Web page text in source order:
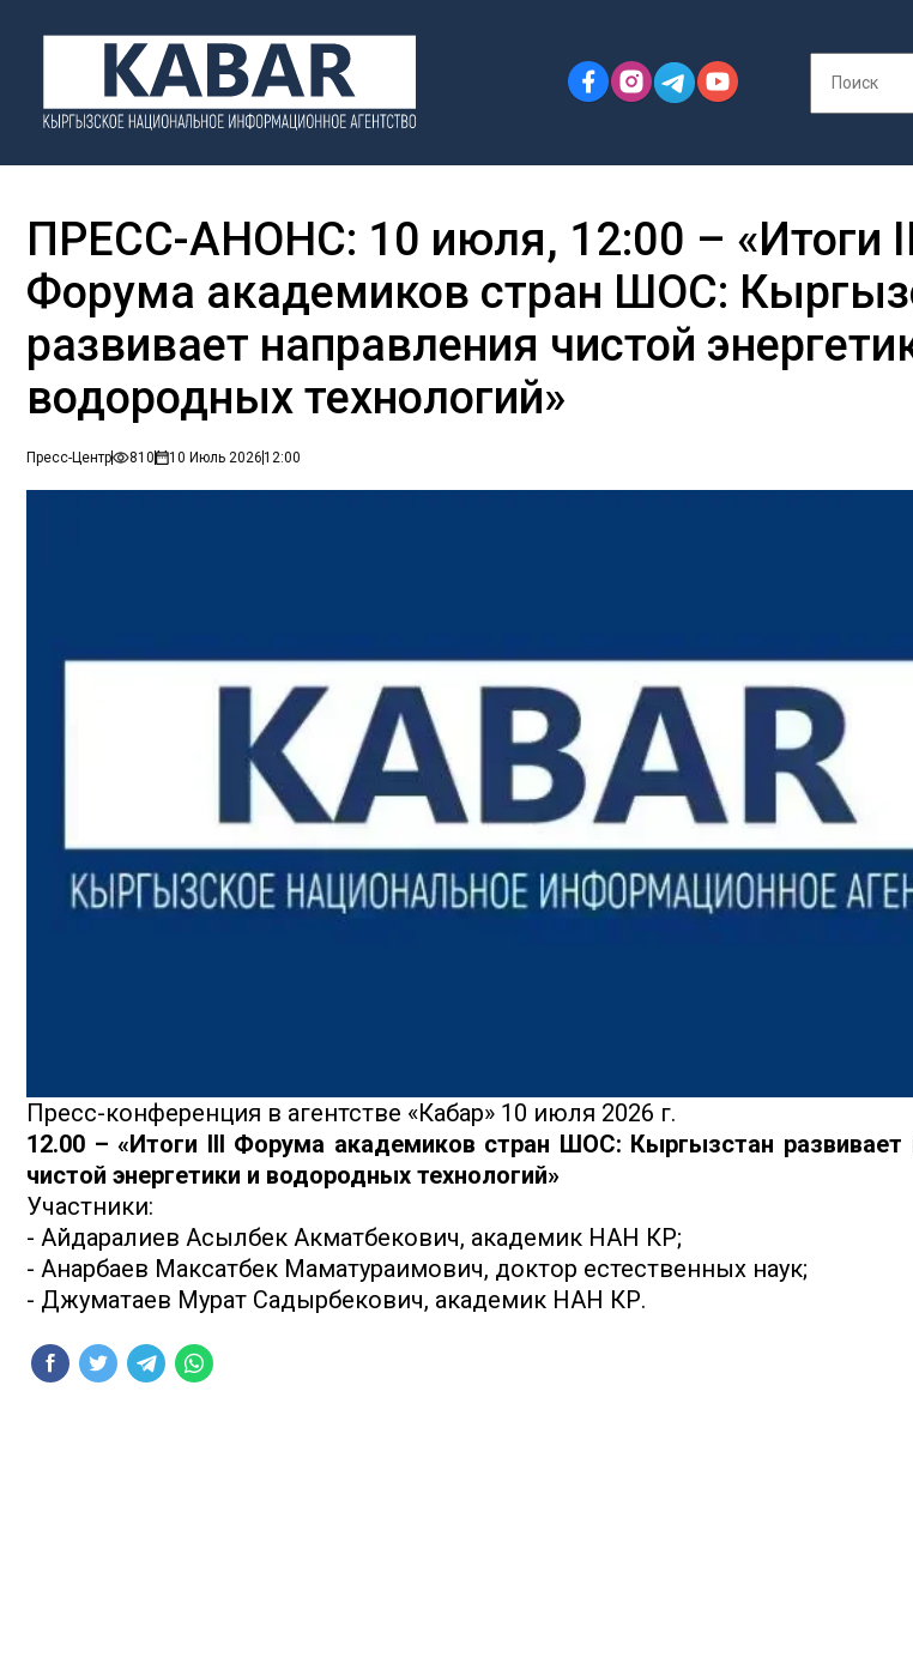
ПРЕСС-АНОНС: 10 июля, 12:00 – «Итоги III
Форума академиков стран ШОС:
развивает направления чистой
водородных технологий»
Пресс-Центр 810 10 Июль 202612:00
Пресс-конференция в агентстве «Кабар» 10 июля 2026 г.
12.00 – «Итоги III Форума академиков стран ШОС: Кыргызстан развивает
чистой энергетики и водородных технологий»
Участники:
- Айдаралиев Асылбек Акматбекович, академик НАН КР;
- Анарбаев Максатбек Маматураимович, доктор естественных наук;
- Джуматаев Мурат Садырбекович, академик НАН КР.